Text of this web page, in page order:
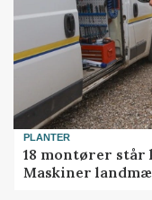
PLANTER
18 montører står
Maskiner